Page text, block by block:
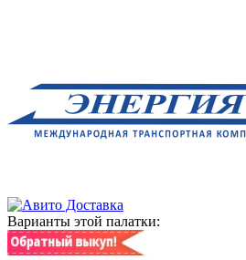
Варианты этой палатки: